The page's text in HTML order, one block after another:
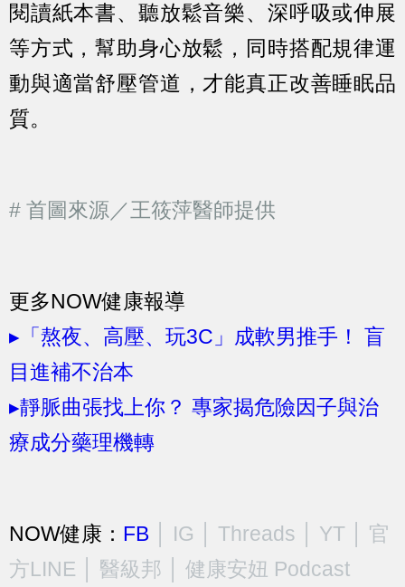
閱讀紙本書、聽放鬆音樂、深呼吸或伸展
等方式，幫助身心放鬆，同時搭配規律運
動與適當舒壓管道，才能真正改善睡眠品
質。
# 首圖來源／王筱萍醫師提供
更多NOW健康報導
▸「熬夜、高壓、玩3C」成軟男推手！ 盲
目進補不治本
▸靜脈曲張找上你？ 專家揭危險因子與治
療成分藥理機轉
NOW健康： FB│ IG Threads YT│ 官
方LINE
醫級邦
健康安妞 Podcast